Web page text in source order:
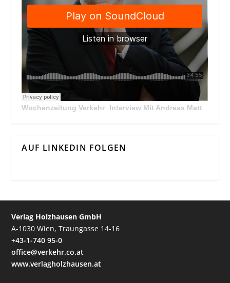
Wochenzeitung Verkehr · Interview Mit Andreas Matthä, CEO der ÖBB Holding
AUF LINKEDIN FOLGEN
Verlag Holzhausen GmbH
A-1030 Wien, Traungasse 14-16
+43-1-740 95-0
office@verkehr.co.at
www.verlagholzhausen.at